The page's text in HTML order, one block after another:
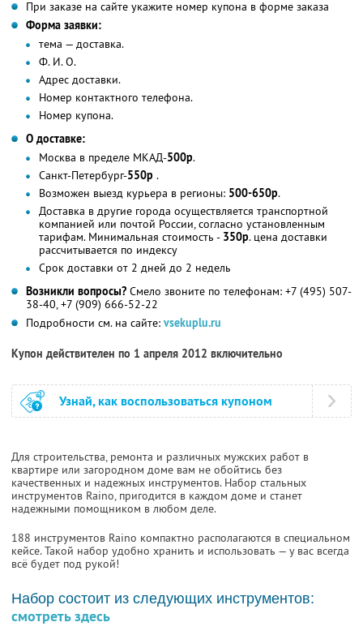
При заказе на сайте укажите номер купона в форме заказа
Форма заявки:
тема — доставка.
Ф. И. О.
Адрес доставки.
Номер контактного телефона.
Номер купона.
О доставке:
Москва в пределе МКАД-500р.
Санкт-Петербург-550р .
Возможен выезд курьера в регионы: 500-650р.
Доставка в другие города осуществляется транспортной
компанией или почтой России, согласно установленным
тарифам. Минимальная стоимость - 350р. цена доставки
рассчитывается по индексу
Срок доставки от 2 дней до 2 недель
Возникли вопросы? Смело звоните по телефонам: +7 (495) 507-
38-40, +7 (909) 666-52-22
Подробности см. на сайте: vsekuplu.ru
Купон действителен по 1 апреля 2012 включительно
Узнай, как воспользоваться купоном
Для строительства, ремонта и различных мужских работ в
квартире или загородном доме вам не обойтись без
качественных и надежных инструментов. Набор стальных
инструментов Raino, пригодится в каждом доме и станет
надежными помощником в любом деле.
188 инструментов Raino компактно располагаются в специальном
кейсе. Такой набор удобно хранить и использовать — у вас всегда
всё будет под рукой!
Набор состоит из следующих инструментов:
смотреть здесь